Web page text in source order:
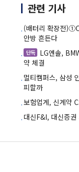
관련 기사
(배터리 확장전
안방 흔든다
단독
LG엔솔,
약 체결
멀티캠퍼스, 삼성
피할까
보험업계, 신계약
대신F&I, 대신증